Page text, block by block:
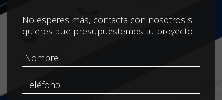
No esperes más, contacta con nosotros si
quieres que presupuestemos tu proyecto